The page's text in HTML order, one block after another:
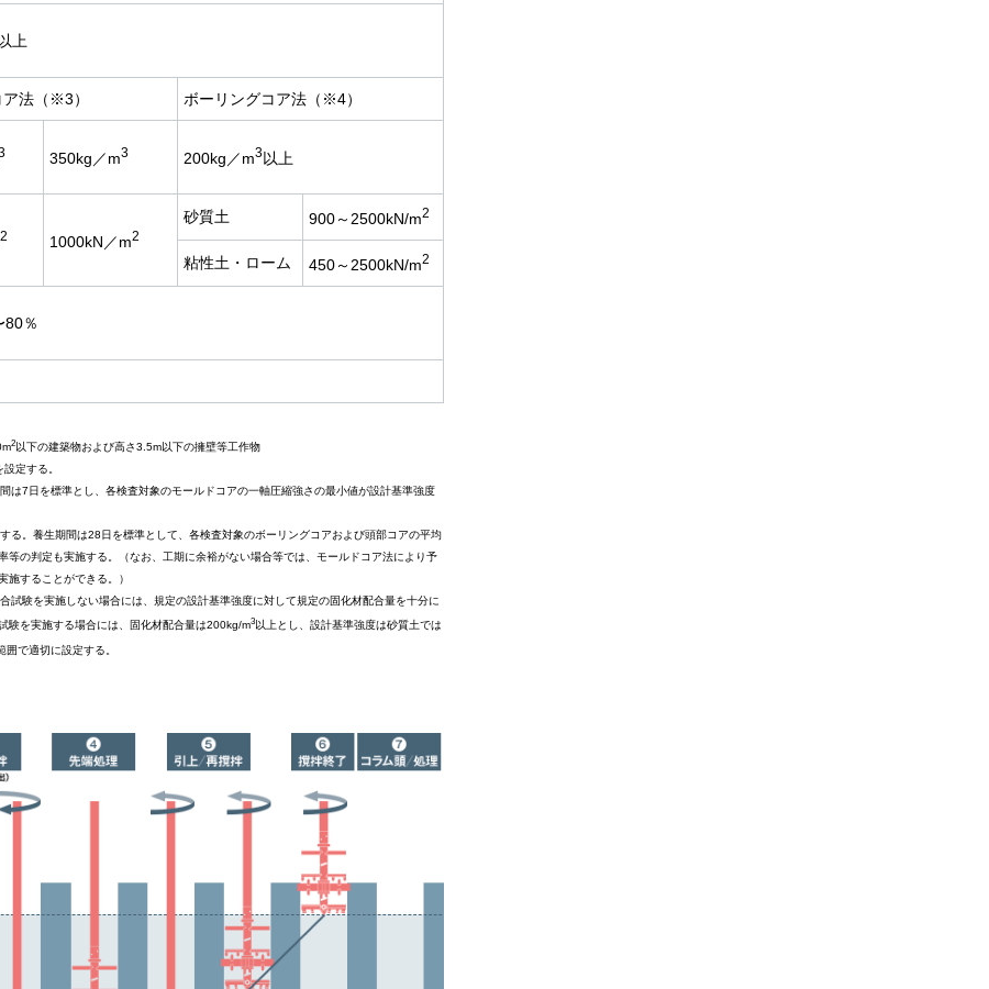
上
法（※3） ボーリングコア法（※4）
350kg／m3 200kg／m3以上
2 1000kN／m2
砂質土 900～2500kN/m2
粘性土・ローム 450～2500kN/m2
80％
2以下の建築物および高さ3.5m以下の擁壁等工作物
定する。
7日を標準とし、各検査対象のモールドコアの一軸圧縮強さの最小値が設計基準強度
。養生期間は28日を標準として、各検査対象のボーリングコアおよび頭部コアの平均
の判定も実施する。（なお、工期に余裕がない場合等では、モールドコア法により予
施することができる。）
験を実施しない場合には、規定の設計基準強度に対して規定の固化材配合量を十分に
験を実施する場合には、固化材配合量は200kg/m3以上とし、設計基準強度は砂質土では
囲で適切に設定する。